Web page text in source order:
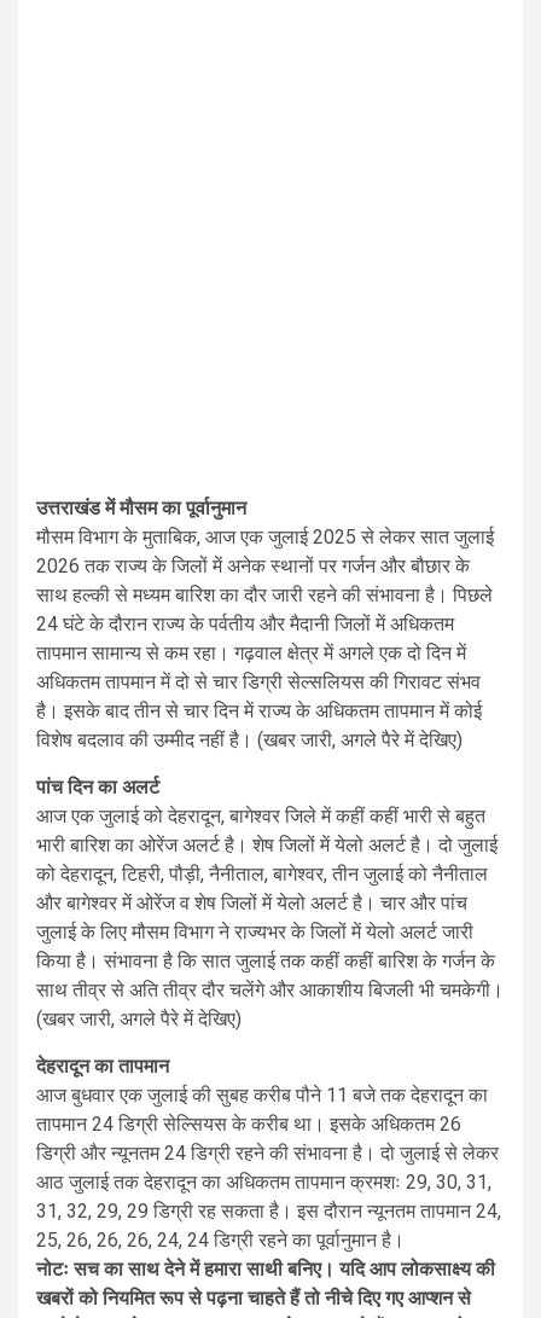
उत्तराखंड में मौसम का पूर्वानुमान
मौसम विभाग के मुताबिक, आज एक जुलाई 2025 से लेकर सात जुलाई
2026 तक राज्य के जिलों में अनेक स्थानों पर गर्जन और बौछार के
साथ हल्की से मध्यम बारिश का दौर जारी रहने की संभावना है। पिछले
24 घंटे के दौरान राज्य के पर्वतीय और मैदानी जिलों में अधिकतम
तापमान सामान्य से कम रहा। गढ़वाल क्षेत्र में अगले एक दो दिन में
अधिकतम तापमान में दो से चार डिग्री सेल्सलियस की गिरावट संभव
है। इसके बाद तीन से चार दिन में राज्य के अधिकतम तापमान में कोई
विशेष बदलाव की उम्मीद नहीं है। (खबर जारी, अगले पैरे में देखिए)
पांच दिन का अलर्ट
आज एक जुलाई को देहरादून, बागेश्वर जिले में कहीं कहीं भारी से बहुत
भारी बारिश का ओरेंज अलर्ट है। शेष जिलों में येलो अलर्ट है। दो जुलाई
को देहरादून, टिहरी, पौड़ी, नैनीताल, बागेश्वर, तीन जुलाई को नैनीताल
और बागेश्वर में ओरेंज व शेष जिलों में येलो अलर्ट है। चार और पांच
जुलाई के लिए मौसम विभाग ने राज्यभर के जिलों में येलो अलर्ट जारी
किया है। संभावना है कि सात जुलाई तक कहीं कहीं बारिश के गर्जन के
साथ तीव्र से अति तीव्र दौर चलेंगे और आकाशीय बिजली भी चमकेगी।
(खबर जारी, अगले पैरे में देखिए)
देहरादून का तापमान
आज बुधवार एक जुलाई की सुबह करीब पौने 11 बजे तक देहरादून का
तापमान 24 डिग्री सेल्सियस के करीब था। इसके अधिकतम 26
डिग्री और न्यूनतम 24 डिग्री रहने की संभावना है। दो जुलाई से लेकर
आठ जुलाई तक देहरादून का अधिकतम तापमान क्रमशः 29, 30, 31,
31, 32, 29, 29 डिग्री रह सकता है। इस दौरान न्यूनतम तापमान 24,
25, 26, 26, 26, 24, 24 डिग्री रहने का पूर्वानुमान है।
नोटः सच का साथ देने में हमारा साथी बनिए। यदि आप लोकसाक्ष्य की
खबरों को नियमित रूप से पढ़ना चाहते हैं तो नीचे दिए गए आप्शन से